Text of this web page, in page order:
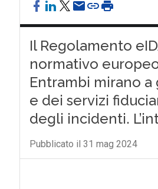
Il Regolamento
normativo
Entrambi mirano
e dei servizi
degli incidenti.
Pubblicato il 31 mag 2024